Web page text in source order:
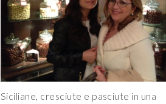
Siciliane, cresciute e pasciute in una